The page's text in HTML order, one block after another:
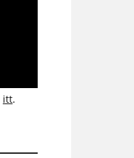
itt.